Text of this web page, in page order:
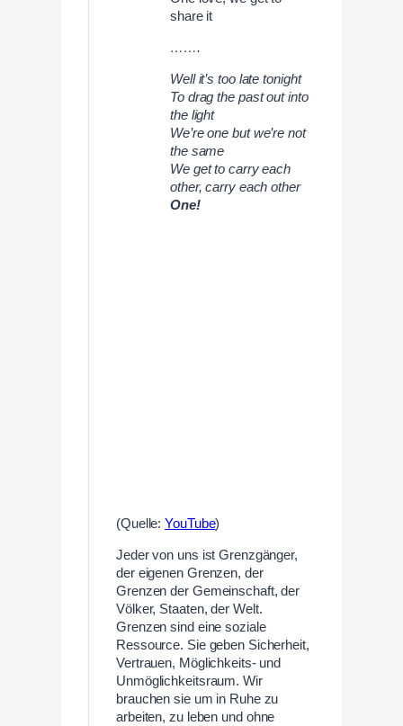
share it
…….
Well it’s too late tonight
To drag the past out into
the light
We’re one but we’re not
the same
We get to carry each
other, carry each other
One!
(Quelle:YouTube)
Jeder von uns ist Grenzgänger,
der eigenen Grenzen, der
Grenzen der Gemeinschaft, der
Völker, Staaten, der Welt.
Grenzen sind eine soziale
Ressource. Sie geben Sicherheit,
Vertrauen, Möglichkeits- und
Unmöglichkeitsraum. Wir
brauchen sie um in Ruhe zu
arbeiten, zu leben und ohne